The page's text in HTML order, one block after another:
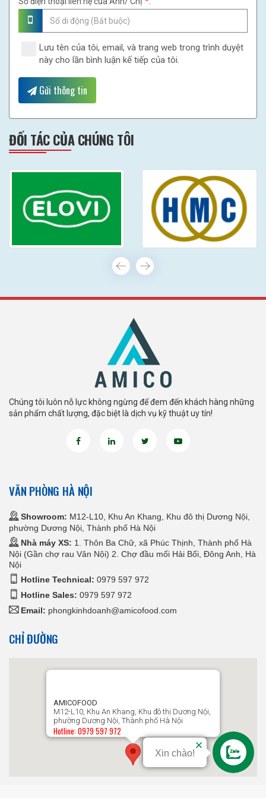
Lưu tên của tôi, email, và trang web trong trình duyệt
này cho lần bình luận kế tiếp của tôi.
Gửi thông tin
ĐỐI TÁC CỦA CHÚNG TÔI
Chúng tôi luôn nỗ lực không ngừng để đem đến khách hàng những
sản phẩm chất lượng, đặc biệt là dịch vụ kỹ thuật uy tín!
VĂN PHÒNG HÀ NỘI
Showroom: M12-L10, Khu An Khang, Khu đô thị Dương Nội,
phường Dương Nội, Thành phố Hà Nội
Nhà máy XS: 1. Thôn Ba Chữ, xã Phúc Thịnh, Thành phố Hà
Nội (Gần chợ rau Vân Nội) 2. Chợ đầu mối Hải Bối, Đông Anh, Hà
Nội
Hotline Technical: 0979 597 972
Hotline Sales: 0979 597 972
Email: phongkinhdoanh@amicofood.com
CHỈ ĐƯỜNG
AMICOFOOD
M12-L10, Khu An Khang, Khu đô thị Dương Nội,
phường Dương Nội, Thành phố Hà Nội
Hotline: 0979 597 972
Xin chào!